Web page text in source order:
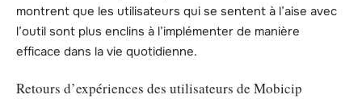
montrent que les utilisateurs qui se sentent à l’aise avec
l’outil sont plus enclins à l’implémenter de manière
efficace dans la vie quotidienne.
Retours d’expériences des utilisateurs de Mobicip